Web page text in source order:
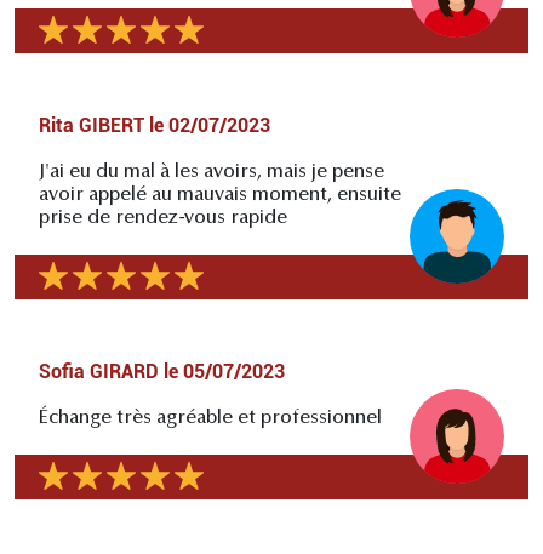
Rita GIBERT le 02/07/2023
J'ai eu du mal à les avoirs, mais je pense
avoir appelé au mauvais moment, ensuite
prise de rendez-vous rapide
Sofia GIRARD le 05/07/2023
Échange très agréable et professionnel